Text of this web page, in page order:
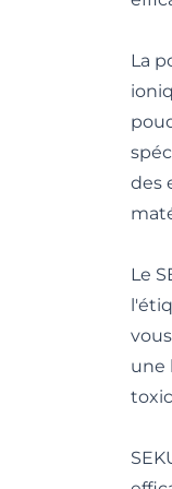
La
des
Le
une